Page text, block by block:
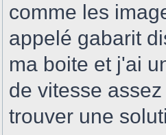
comme les
appelé gabarit
ma boite et j'ai
de vitesse
trouver une